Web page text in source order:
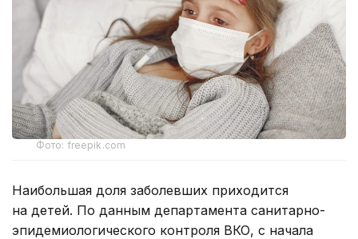
Фото: freepik.com
Наибольшая доля заболевших приходится
на детей. По данным департамента санитарно-
эпидемиологического контроля ВКО, с начала